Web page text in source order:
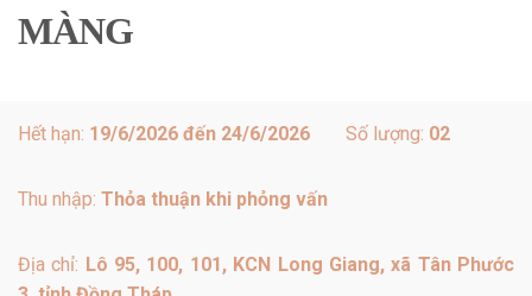
MÀNG
Hết hạn: 19/6/2026 đến 24/6/2026 Số lượng: 02
Thu nhập: Thỏa thuận khi phỏng vấn
Địa chỉ: Lô 95, 100, 101, KCN Long Giang, xã Tân Phước